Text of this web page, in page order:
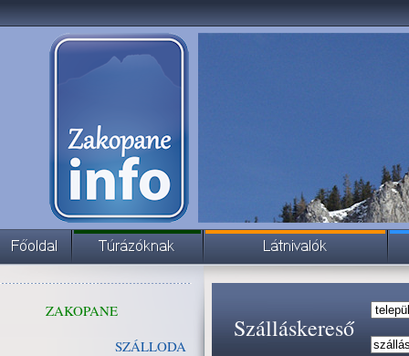
ZAKOPANE
SZÁLLODA
Szálláskereső